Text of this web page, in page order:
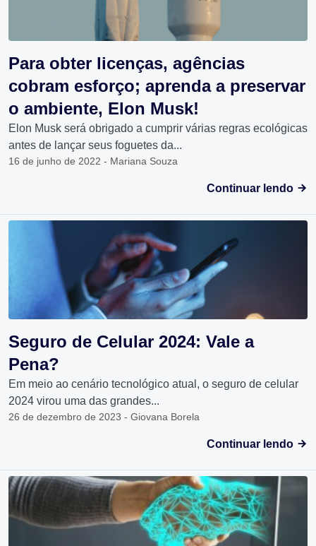
Para obter licenças, agências
cobram esforço; aprenda a preservar
o ambiente, Elon Musk!
Elon Musk será obrigado a cumprir várias regras ecológicas
antes de lançar seus foguetes da...
16 de junho de 2022 - Mariana Souza
Continuar lendo
Seguro de Celular 2024: Vale a
Pena?
Em meio ao cenário tecnológico atual, o seguro de celular
2024 virou uma das grandes...
26 de dezembro de 2023 - Giovana Borela
Continuar lendo